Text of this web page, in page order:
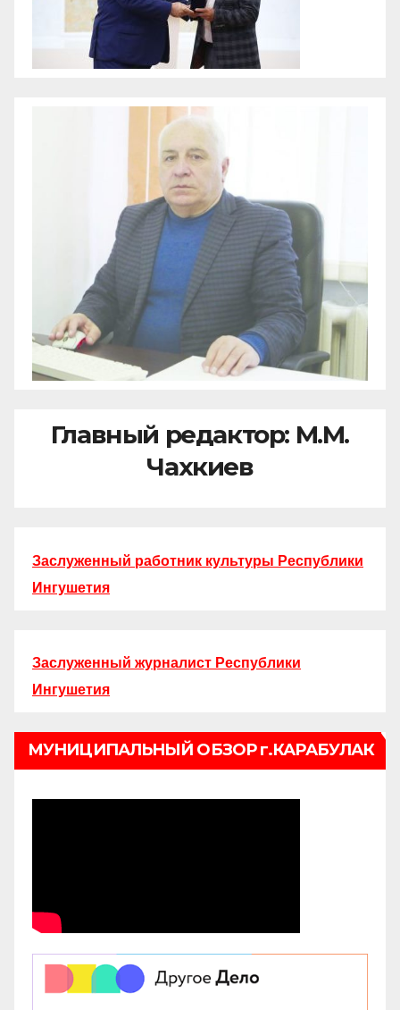
Главный редактор: М.М.
Чахкиев
Заслуженный работник культуры Республики
Ингушетия
Заслуженный журналист Республики
Ингушетия
МУНИЦИПАЛЬНЫЙ ОБЗОР г.КАРАБУЛАК